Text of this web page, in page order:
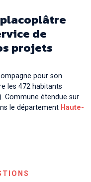
Auterive
de
projets
pour son
les 472 habitants
Commune étendue sur
le département Haute-